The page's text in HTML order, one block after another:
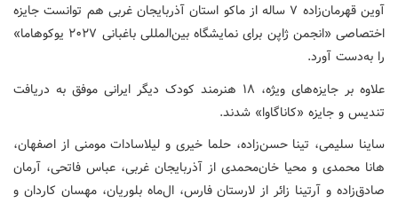
آوین قهرمان‌زاده ۷ ساله از ماکو استان آذربایجان غربی هم توانست جایزه
اختصاصی «انجمن ژاپن برای نمایشگاه بین‌المللی باغبانی ۲۰۲۷ یوکوهاما»
را به‌دست آورد.
علاوه بر جایزه‌های ویژه، ۱۸ هنرمند کودک دیگر ایرانی موفق به دریافت
تندیس و جایزه «کاناگاوا» شدند.
ساینا سلیمی، تینا حسن‌زاده، حلما خیری و لیلاسادات مومنی از اصفهان،
هانا محمدی و محیا خان‌محمدی از آذربایجان غربی، عباس فاتحی، آرمان
صادق‌زاده و آرتینا زائر از لارستان فارس، ال‌ماه بلوریان، مهسان کاردان و